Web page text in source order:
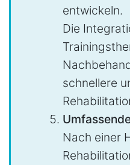
entwickeln.
Die
schnellere
Nach einer